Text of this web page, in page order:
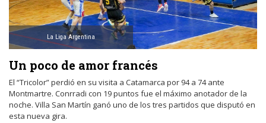
La Liga Argentina
Un poco de amor francés
El “Tricolor” perdió en su visita a Catamarca por 94 a 74 ante
Montmartre. Conrradi con 19 puntos fue el máximo anotador de la
noche. Villa San Martín ganó uno de los tres partidos que disputó en
esta nueva gira.